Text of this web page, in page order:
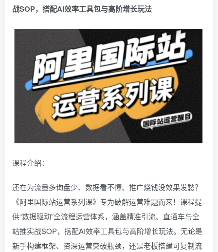
战SOP，搭配AI效率工具包与高阶增长玩法
课程介绍：
还在为流量多询盘少、数据看不懂、推广烧钱没效果发愁？
《阿里国际站运营系列课》专为破解运营难题而来！课程提
供“数据驱动”全流程运营体系，涵盖精准引流、直通车与全
站推实战SOP，搭配AI效率工具包与高阶增长玩法。无论是
新手构建框架、资深运营突破瓶颈，还是老板搭建可复制流